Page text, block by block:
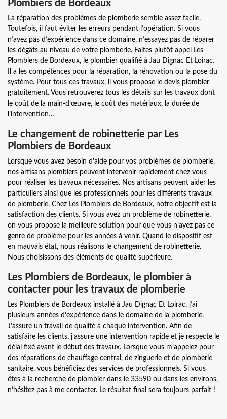
Plombiers de Bordeaux
La réparation des problèmes de plomberie semble assez facile.
Toutefois, il faut éviter les erreurs pendant l’opération. Si vous
n’avez pas d’expérience dans ce domaine, n’essayez pas de réparer
les dégâts au niveau de votre plomberie. Faites plutôt appel Les
Plombiers de Bordeaux, le plombier qualifié à Jau Dignac Et Loirac.
Il a les compétences pour la réparation, la rénovation ou la pose du
système. Pour tous ces travaux, il vous propose le devis plombier
gratuitement. Vous retrouverez tous les détails sur les travaux dont
le coût de la main-d’œuvre, le coût des matériaux, la durée de
l’intervention…
Le changement de robinetterie par Les
Plombiers de Bordeaux
Lorsque vous avez besoin d'aide pour vos problèmes de plomberie,
nos artisans plombiers peuvent intervenir rapidement chez vous
pour réaliser les travaux nécessaires. Nos artisans peuvent aider les
particuliers ainsi que les professionnels pour les différents travaux
de plomberie. Chez Les Plombiers de Bordeaux, notre objectif est la
satisfaction des clients. Si vous avez un problème de robinetterie,
on vous propose la meilleure solution pour que vous n’ayez pas ce
genre de problème pour les années à venir. Quand le dispositif est
en mauvais état, nous réalisons le changement de robinetterie.
Nous choisissons des éléments de qualité supérieure.
Les Plombiers de Bordeaux, le plombier à
contacter pour les travaux de plomberie
Les Plombiers de Bordeaux installé à Jau Dignac Et Loirac, j’ai
plusieurs années d’expérience dans le domaine de la plomberie.
J’assure un travail de qualité à chaque intervention. Afin de
satisfaire les clients, j’assure une intervention rapide et je respecte le
délai fixé avant le début des travaux. Lorsque vous m’appelez pour
des réparations de chauffage central, de zinguerie et de plomberie
sanitaire, vous bénéficiez des services de professionnels. Si vous
êtes à la recherche de plombier dans le 33590 ou dans les environs,
n’hésitez pas à me contacter. Le résultat final sera toujours parfait !